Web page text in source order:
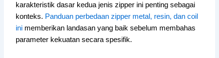
karakteristik dasar kedua jenis zipper ini penting sebagai
konteks. Panduan perbedaan zipper metal, resin, dan coil
ini memberikan landasan yang baik sebelum membahas
parameter kekuatan secara spesifik.